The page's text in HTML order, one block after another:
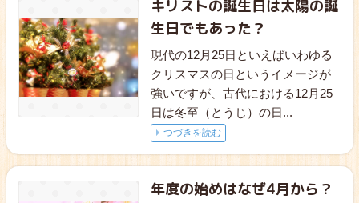
キリストの誕生日は太陽の誕
生日でもあった？
現代の12月25日といえばいわゆる
クリスマスの日というイメージが
強いですが、古代における12月25
日は冬至（とうじ）の日...
つづきを読む
年度の始めはなぜ4月から？